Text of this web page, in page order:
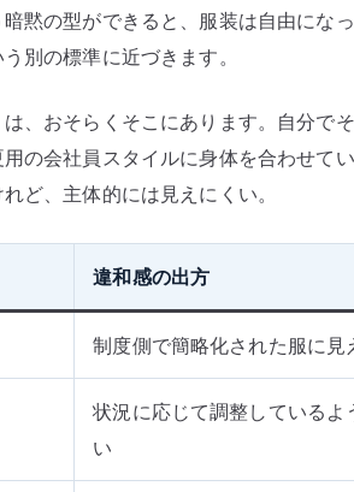
黙の型ができると、服装は自由にな
別の標準に近づきます。
、おそらくそこにあります。自分で
の会社員スタイルに身体を合わせて
ど、主体的には見えにくい。
違和感の出方
制度側で簡略化された服に見
状況に応じて調整しているよ
い